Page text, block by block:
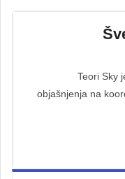
Teori Sky
objašnjenja na